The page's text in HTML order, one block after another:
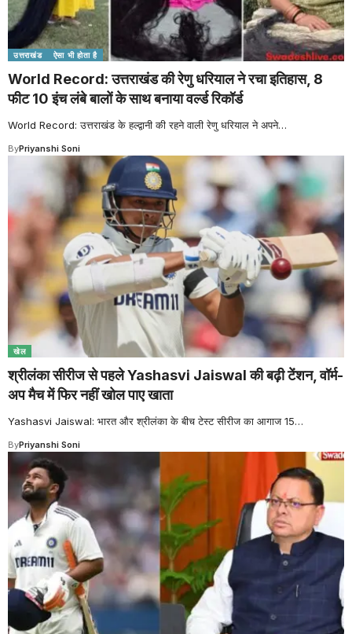
उत्तराखंड ऐसा भी होता है
World Record: उत्तराखंड की रेणु धरियाल ने रचा इतिहास, 8
फीट 10 इंच लंबे बालों के साथ बनाया वर्ल्ड रिकॉर्ड
World Record: उत्तराखंड के हल्द्वानी की रहने वाली रेणु धरियाल ने अपने…
ByPriyanshi Soni
खेल
श्रीलंका सीरीज से पहले Yashasvi Jaiswal की बढ़ी टेंशन, वॉर्म-
अप मैच में फिर नहीं खोल पाए खाता
Yashasvi Jaiswal: भारत और श्रीलंका के बीच टेस्ट सीरीज का आगाज 15…
ByPriyanshi Soni